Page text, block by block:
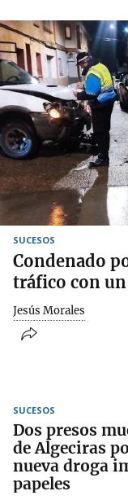
SUCESOS
Condenado
tráfico con
Jesús Morales
SUCESOS
Dos presos
de Algeciras
nueva droga
papeles